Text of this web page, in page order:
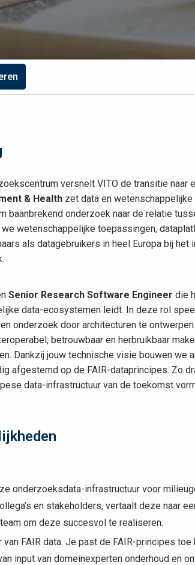
versnelt VITO de transitie naar
& Health zet data en
baanbrekend onderzoek naar de relatie
wetenschappelijke toepassingen,
als datagebruikers in heel Europa bij het
Senior Research Software Engineer die
data-ecosystemen leidt. In deze rol
onderzoek door architecturen te
betrouwbaar en herbruikbaar
Dankzij jouw technische visie bouwen we
afgestemd op de FAIR-dataprincipes. Zo
data-infrastructuur van de toekomst
onderzoeksdata-infrastructuur voor
en stakeholders, vertaalt deze naar
om deze succesvol te realiseren.
FAIR data. Je past de FAIR-principes
input van domeinexperten onderhoud en